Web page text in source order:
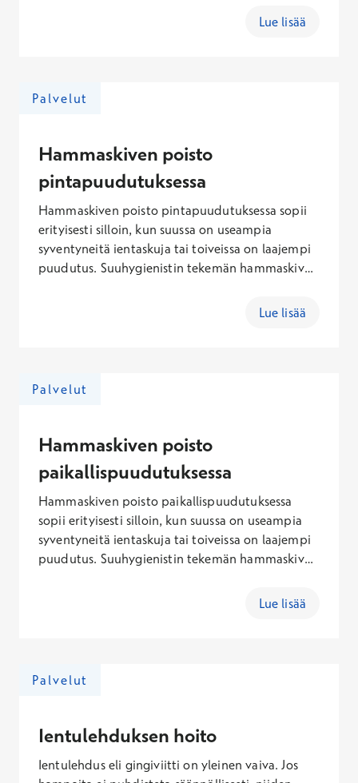
45min 209,60 € (Kela-korvauksen jälkeen 189,60
Lue lisää
Palvelut
Hammaskiven poisto
pintapuudutuksessa
Hammaskiven poisto pintapuudutuksessa sopii
erityisesti silloin, kun suussa on useampia
syventyneitä ientaskuja tai toiveissa on laajempi
puudutus. Suuhygienistin tekemän hammaskiven
jälkeen 187,60€). Lauantaisin 45min 209,60€
Puudutus lisätään hintaan 27,00€ (lauantaisin
Lue lisää
Palvelut
Hammaskiven poisto
paikallispuudutuksessa
Hammaskiven poisto paikallispuudutuksessa
sopii erityisesti silloin, kun suussa on useampia
syventyneitä ientaskuja tai toiveissa on laajempi
puudutus. Suuhygienistin tekemän hammaskiven
jälkeen 187,60€). Lauantaisin 45min 209,60€
Puudutus lisätään hintaan 27,00€ (Lauantaisin
Lue lisää
Palvelut
Ientulehduksen hoito
Ientulehdus eli gingiviitti on yleinen vaiva. Jos